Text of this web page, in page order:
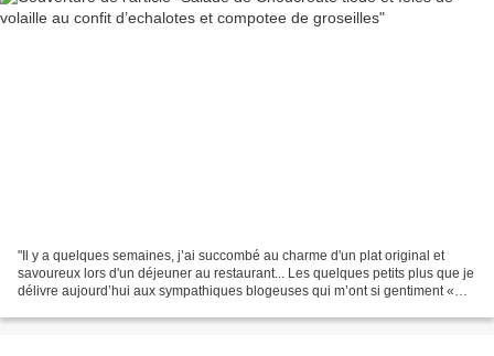
"Il y a quelques semaines, j’ai succombé au charme d'un plat original et
savoureux lors d'un déjeuner au restaurant... Les quelques petits plus que je
délivre aujourd’hui aux sympathiques blogeuses qui m’ont si gentiment «